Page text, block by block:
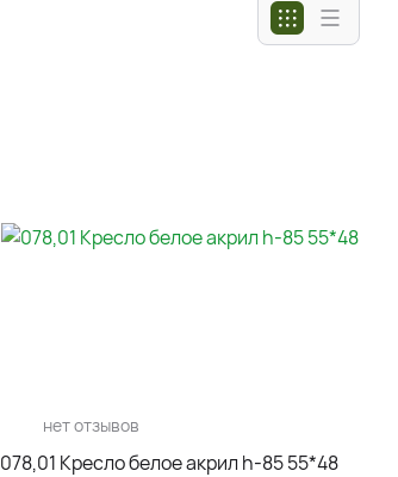
нет отзывов
078,01 Кресло белое акрил h-85 55*48